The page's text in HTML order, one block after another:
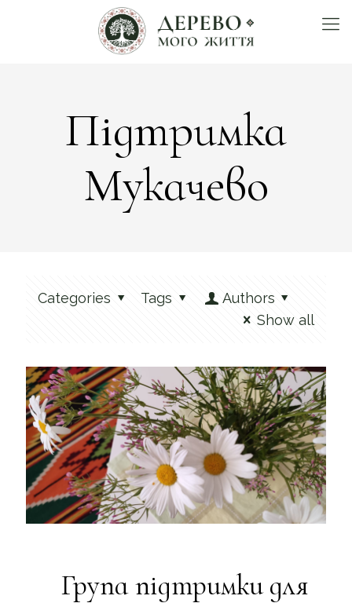
Підтримка
Мукачево
Categories Tags
Authors
Show all
Група підтримки для